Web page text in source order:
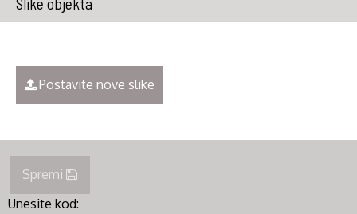
Postavite nove slike
Spremi
Unesite kod: